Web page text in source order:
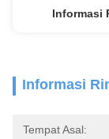
Informasi
Informasi
Tempat Asal: